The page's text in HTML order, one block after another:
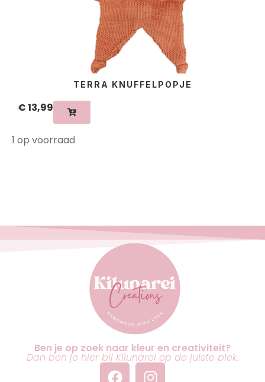
TERRA KNUFFELPOPJE
€13,99
1 op voorraad
Ben je op zoek naar kleur en creativiteit?
Dan ben je hier bij Kilunarei op de juiste plek.